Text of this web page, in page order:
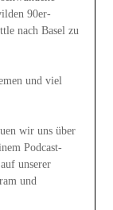
90er-
nach Basel zu
und viel
wir uns über
Podcast-
unserer
und